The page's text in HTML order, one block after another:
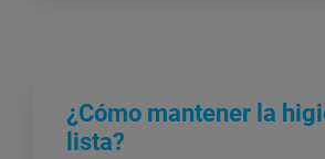
¿Cómo mantener la
lista?